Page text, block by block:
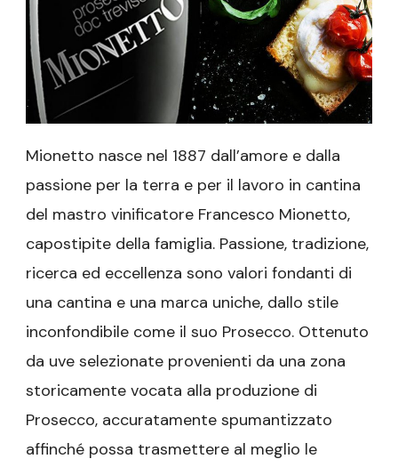
Mionetto nasce nel 1887 dall’amore e dalla
passione per la terra e per il lavoro in cantina
del mastro vinificatore Francesco Mionetto,
capostipite della famiglia. Passione, tradizione,
ricerca ed eccellenza sono valori fondanti di
una cantina e una marca uniche, dallo stile
inconfondibile come il suo Prosecco. Ottenuto
da uve selezionate provenienti da una zona
storicamente vocata alla produzione di
Prosecco, accuratamente spumantizzato
affinché possa trasmettere al meglio le